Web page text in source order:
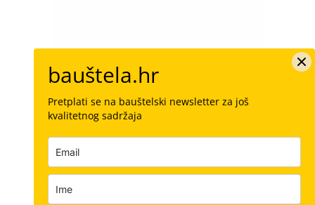
bauštela.hr
Pretplati se na bauštelski newsletter za još
kvalitetnog sadržaja